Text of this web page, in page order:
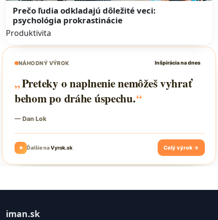
Prečo ľudia odkladajú dôležité veci:
psychológia prokrastinácie
Produktivita
iman.sk